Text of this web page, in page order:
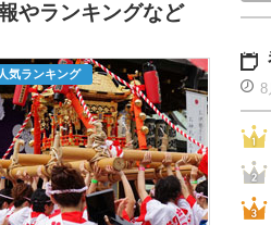
やランキングなど
人気ランキング
8